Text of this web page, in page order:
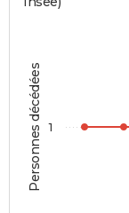
Personnes décédées 1